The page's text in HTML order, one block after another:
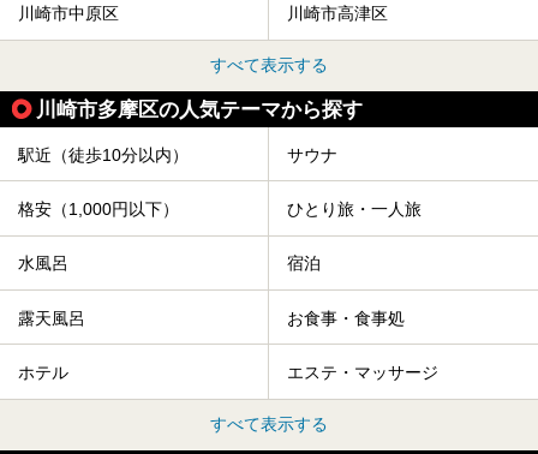
川崎市中原区 川崎市高津区
すべて表示する
川崎市多摩区の人気テーマから探す
駅近（徒歩10分以内） サウナ
格安（1,000円以下） ひとり旅・一人旅
水風呂 宿泊
露天風呂 お食事・食事処
ホテル エステ・マッサージ
すべて表示する